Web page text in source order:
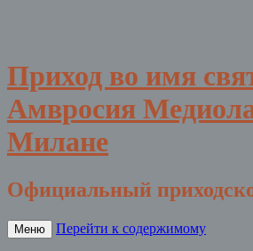
Приход во имя
Амвросия
Милане
Официальный
Меню Перейти к содержимому